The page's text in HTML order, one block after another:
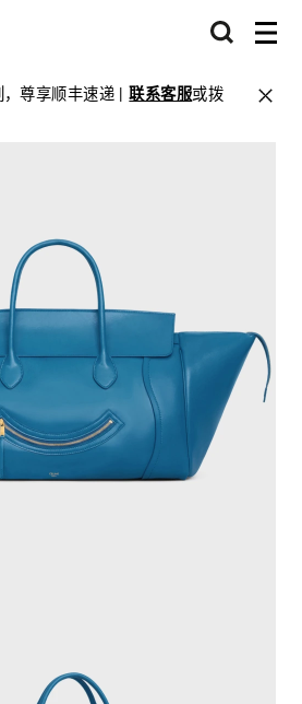
，尊享顺丰速递 |联系客服或拨